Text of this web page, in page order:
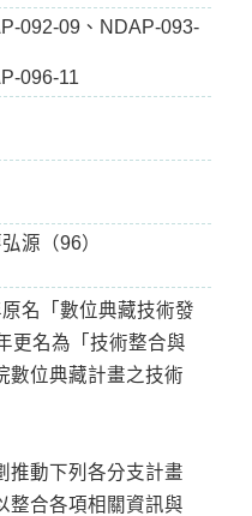
092-09、NDAP-093-
096-11
源（96）
名「數位典藏技術發
更名為「技術整合與
數位典藏計畫之技術
推動下列各分支計畫
整合各項相關資訊與